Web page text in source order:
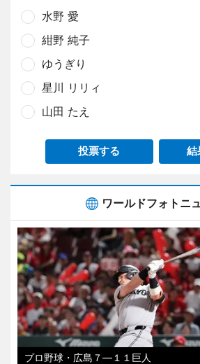
水野 愛
紺野 純子
ゆうぎり
星川 リリィ
山田 たえ
投票する 結
ワールドフォトニ
プロ野球・広島７―１１巨人